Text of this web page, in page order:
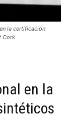
la certificación
Cork
en la